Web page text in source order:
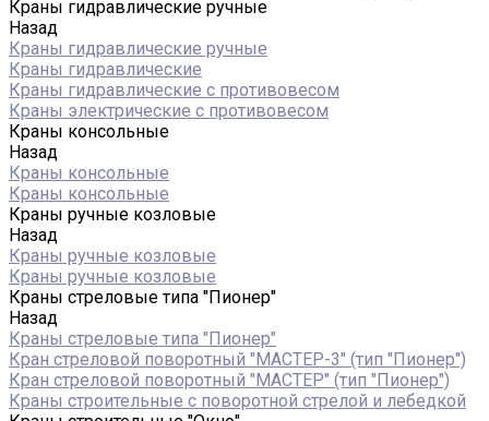
Краны гидравлические ручные
Назад
Краны гидравлические ручные
Краны гидравлические
Краны гидравлические с противовесом
Краны электрические с противовесом
Краны консольные
Назад
Краны консольные
Краны консольные
Краны ручные козловые
Назад
Краны ручные козловые
Краны ручные козловые
Краны стреловые типа "Пионер"
Назад
Краны стреловые типа "Пионер"
Кран стреловой поворотный "МАСТЕР-3" (тип "Пионер")
Кран стреловой поворотный "МАСТЕР" (тип "Пионер")
Краны строительные с поворотной стрелой и лебедкой